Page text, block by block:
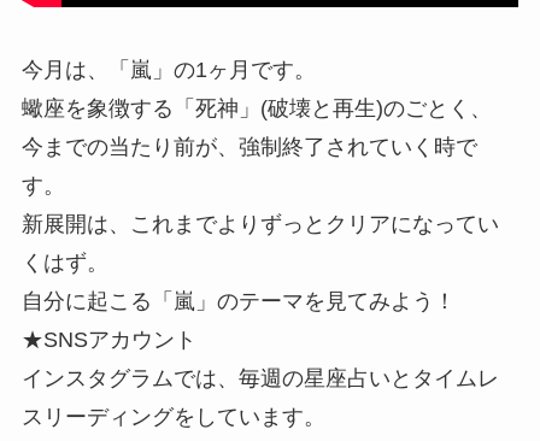
今月は、「嵐」の1ヶ月です。
蠍座を象徴する「死神」(破壊と再生)のごとく、
今までの当たり前が、強制終了されていく時で
す。
新展開は、これまでよりずっとクリアになってい
くはず。
自分に起こる「嵐」のテーマを見てみよう！
★SNSアカウント
インスタグラムでは、毎週の星座占いとタイムレ
スリーディングをしています。